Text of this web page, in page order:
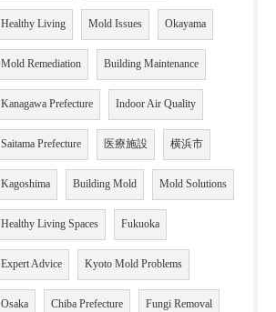
Healthy Living Mold Issues Okayama
Mold Remediation Building Maintenance
Kanagawa Prefecture Indoor Air Quality
Saitama Prefecture 医療施設 横浜市
Kagoshima Building Mold Mold Solutions
Healthy Living Spaces Fukuoka
Expert Advice Kyoto Mold Problems
Osaka Chiba Prefecture Fungi Removal